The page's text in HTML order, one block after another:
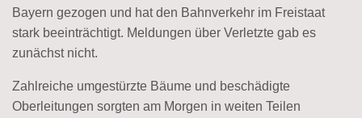
Bayern gezogen und hat den Bahnverkehr im Freistaat
stark beeinträchtigt. Meldungen über Verletzte gab es
zunächst nicht.
Zahlreiche umgestürzte Bäume und beschädigte
Oberleitungen sorgten am Morgen in weiten Teilen